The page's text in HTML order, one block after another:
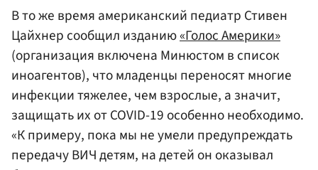
В то же время американский педиатр Стивен
Цайхнер сообщил изданию«Голос Америки»
(организация включена Минюстом в список
иноагентов), что младенцы переносят многие
инфекции тяжелее, чем взрослые, а значит,
защищать их от COVID-19 особенно необходимо.
«К примеру, пока мы не умели предупреждать
передачу ВИЧ детям, на детей он оказывал